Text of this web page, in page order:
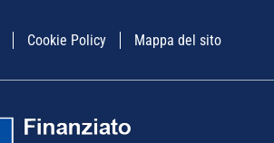
Cookie Policy Mappa del sito